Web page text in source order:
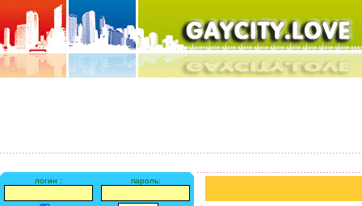
логин : пароль: